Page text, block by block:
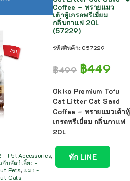
- Pet Accessories,
กับสัตว์เลี้ยง -
Pets, แมว -
Cats
Coffee – ทรายแมว
เต้าหู้เกรดพรีเมี่ยม
กลิ่นกาแฟ 20L
(57229)
รหัสสินค้า: 057229
฿499 ฿449
Okiko Premium Tofu
Cat Litter Cat Sand
Coffee – ทรายแมวเต้าหู้
เกรดพรีเมี่ยม กลิ่นกาแฟ
20L
ทัก LINE